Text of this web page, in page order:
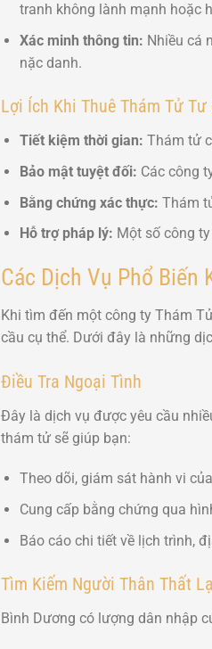
tranh không lành mạnh hoặc
Xác minh thông tin: Nhiều cá
nặc danh.
Lợi Ích Khi Thuê Thám Tử
Tiết kiệm thời gian: Thám tử
Bảo mật tuyệt đối: Các công
Bằng chứng xác thực: Thám
Hỗ trợ pháp lý: Một số công
Các Dịch Vụ Phổ Biến
Khi tìm đến một công ty Thám
cầu cụ thể. Dưới đây là những
Điều Tra Ngoại Tình
Đây là dịch vụ được yêu cầu
thám tử sẽ giúp bạn:
Theo dõi, giám sát hành vi
Cung cấp bằng chứng qua
Báo cáo chi tiết về lịch trình,
Tìm Kiếm Người Thân Thất
Bình Dương có lượng dân nhập